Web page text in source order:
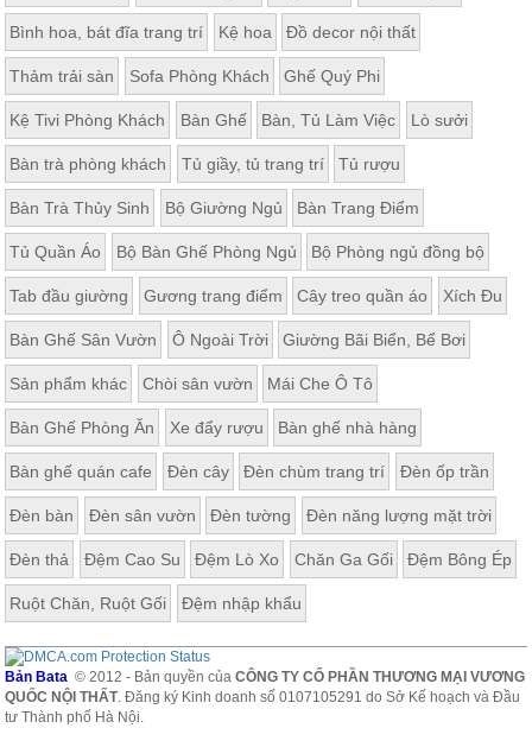
Bình hoa, bát đĩa trang trí Kệ hoa Đồ decor nội thất
Thảm trải sàn Sofa Phòng Khách Ghế Quý Phi
Kệ Tivi Phòng Khách Bàn Ghế Bàn, Tủ Làm Việc Lò sưởi
Bàn trà phòng khách Tủ giầy, tủ trang trí Tủ rượu
Bàn Trà Thủy Sinh Bộ Giường Ngủ Bàn Trang Điểm
Tủ Quần Áo Bộ Bàn Ghế Phòng Ngủ Bộ Phòng ngủ đồng bộ
Tab đầu giường Gương trang điểm Cây treo quần áo Xích Đu
Bàn Ghế Sân Vườn Ô Ngoài Trời Giường Bãi Biển, Bể Bơi
Sản phẩm khác Chòi sân vườn Mái Che Ô Tô
Bàn Ghế Phòng Ăn Xe đẩy rượu Bàn ghế nhà hàng
Bàn ghế quán cafe Đèn cây Đèn chùm trang trí Đèn ốp trần
Đèn bàn Đèn sân vườn Đèn tường Đèn năng lượng mặt trời
Đèn thả Đệm Cao Su Đệm Lò Xo Chăn Ga Gối Đệm Bông Ép
Ruột Chăn, Ruột Gối Đệm nhập khẩu
Bản Bata © 2012 - Bản quyền củaCÔNG TY CỔ PHẦN THƯƠNG MẠI VƯƠNG
QUỐC NỘI THẤT. Đăng ký Kinh doanh số 0107105291 do Sở Kế hoạch và Đầu
tư Thành phố Hà Nội.